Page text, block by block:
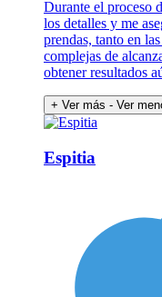
Durante el proceso
los detalles y me
prendas, tanto en
complejas de
obtener resultados
+ Ver más - Ver
Espitia